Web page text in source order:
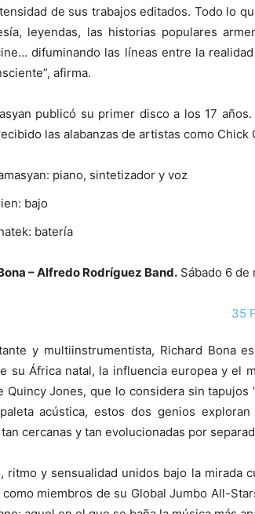
de sus trabajos editados. Todo lo
leyendas, las historias populares
difuminando las líneas entre la
afirma.
publicó su primer disco a los 17
las alabanzas de artistas como
piano, sintetizador y voz
bajo
batería
– Alfredo Rodríguez Band. Sábado 6
y multiinstrumentista, Richard Bona
su África natal, la influencia europea y el
Quincy Jones, que lo considera sin
acústica, estos dos genios
cercanas y tan evolucionadas por
ritmo y sensualidad unidos bajo la mirada
miembros de su Global Jumbo All-